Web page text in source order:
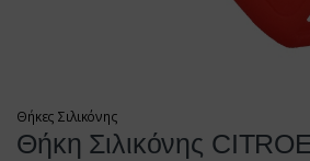
Θήκες Σιλικόνης
Θήκη Σιλικόνης